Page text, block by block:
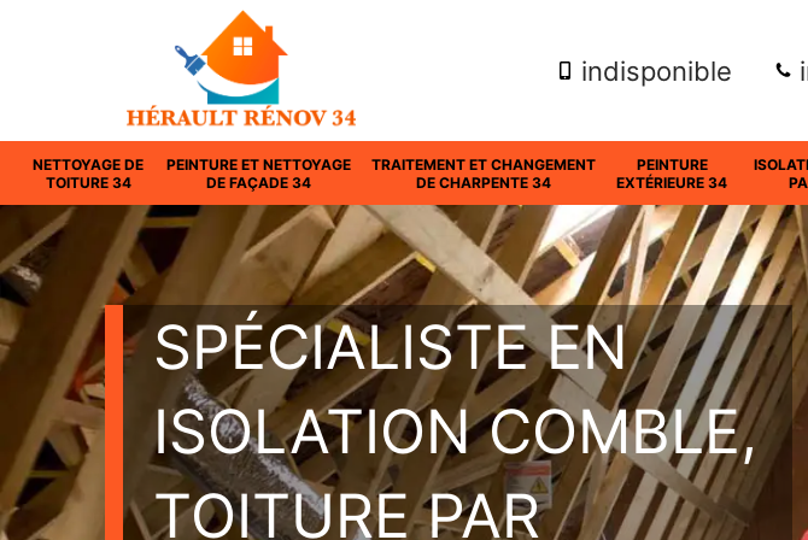
indisponible
NETTOYAGE DE
TOITURE 34
PEINTURE ET NETTOYAGE
DE FAÇADE 34
TRAITEMENT ET CHANGEMENT
DE CHARPENTE 34
PEINTURE
EXTÉRIEURE 34
SPÉCIALISTE EN
ISOLATION COMBLE,
TOITURE PAR